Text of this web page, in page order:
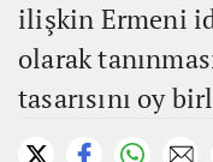
ilişkin Ermeni
olarak
tasarısını oy